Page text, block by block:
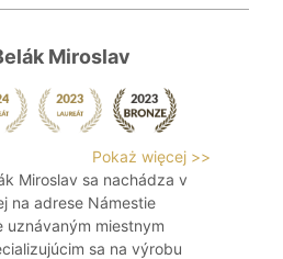
Miroslav
Pokaż więcej >>
Miroslav sa nachádza v
na adrese Námestie
uznávaným miestnym
sa na výrobu